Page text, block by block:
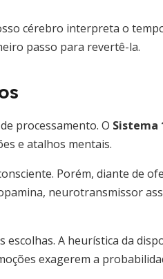
cérebro interpreta o
passo para revertê-la.
processamento. O Sistema
e atalhos mentais.
Porém, diante de
neurotransmissor
escolhas. A heurística da
exagerem a